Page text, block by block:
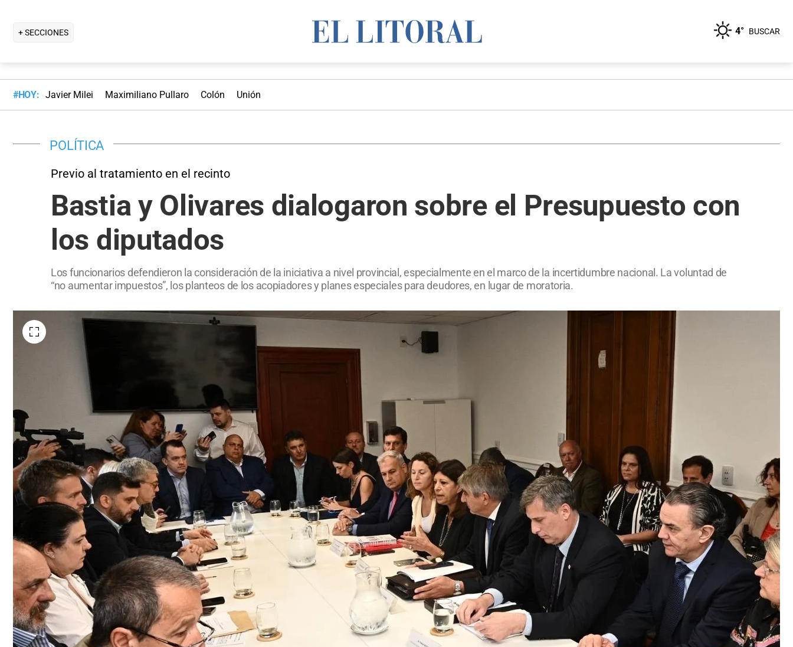
+ SECCIONES 4° BUSCAR
#HOY: Javier Milei Maximiliano Pullaro Colón Unión
POLÍTICA
Previo al tratamiento en el recinto
Bastia y Olivares dialogaron sobre el Presupuesto con
los diputados
Los funcionarios defendieron la consideración de la iniciativa a nivel provincial, especialmente en el marco de la incertidumbre nacional. La voluntad de
“no aumentar impuestos”, los planteos de los acopiadores y planes especiales para deudores, en lugar de moratoria.